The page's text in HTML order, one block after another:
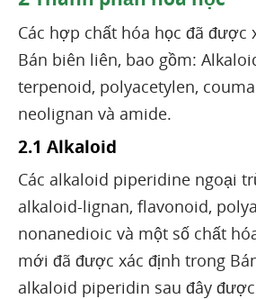
Các hợp chất hóa học đã được
Bán biên liên, bao gồm:
terpenoid, polyacetylen,
neolignan và amide.
2.1 Alkaloid
Các alkaloid piperidine ngoại
alkaloid-lignan, flavonoid,
nonanedioic và một số chất
mới đã được xác định trong
alkaloid piperidin sau đây